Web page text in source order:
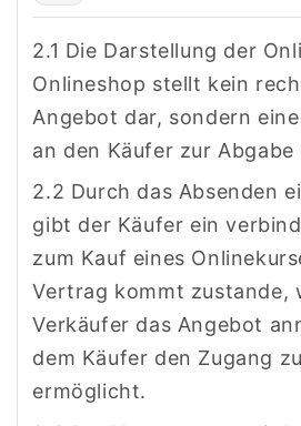
2.1 Die Darstellung der
Onlineshop stellt kein
Angebot dar, sondern
an den Käufer zur
2.2 Durch das Absenden
gibt der Käufer ein
zum Kauf eines
Vertrag kommt zustande,
Verkäufer das Angebot
dem Käufer den Zugang
ermöglicht.